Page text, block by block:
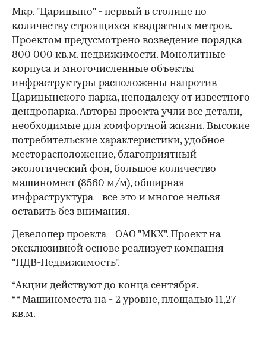
Мкр. "Царицыно" - первый в столице по
количеству строящихся квадратных метров.
Проектом предусмотрено возведение порядка
800 000 кв.м. недвижимости. Монолитные
корпуса и многочисленные объекты
инфраструктуры расположены напротив
Царицынского парка, неподалеку от известного
дендропарка. Авторы проекта учли все детали,
необходимые для комфортной жизни. Высокие
потребительские характеристики, удобное
месторасположение, благоприятный
экологический фон, большое количество
машиномест (8560 м/м), обширная
инфраструктура - все это и многое нельзя
оставить без внимания.
Девелопер проекта - ОАО "МКХ". Проект на
эксклюзивной основе реализует компания
"НДВ-Недвижимость".
*Акции действуют до конца сентября.
** Машиноместа на - 2 уровне, площадью 11,27
кв.м.